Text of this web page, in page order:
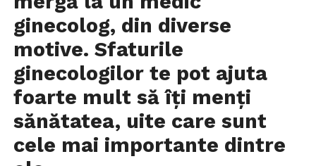
ginecolog, din diverse
motive. Sfaturile
ginecologilor te pot ajuta
foarte mult să îți menți
sănătatea, uite care sunt
cele mai importante dintre